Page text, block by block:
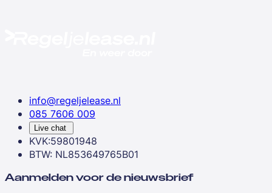
info@regeljelease.nl
085 7606 009
Live chat
KVK:59801948
BTW: NL853649765B01
Aanmelden voor de nieuwsbrief